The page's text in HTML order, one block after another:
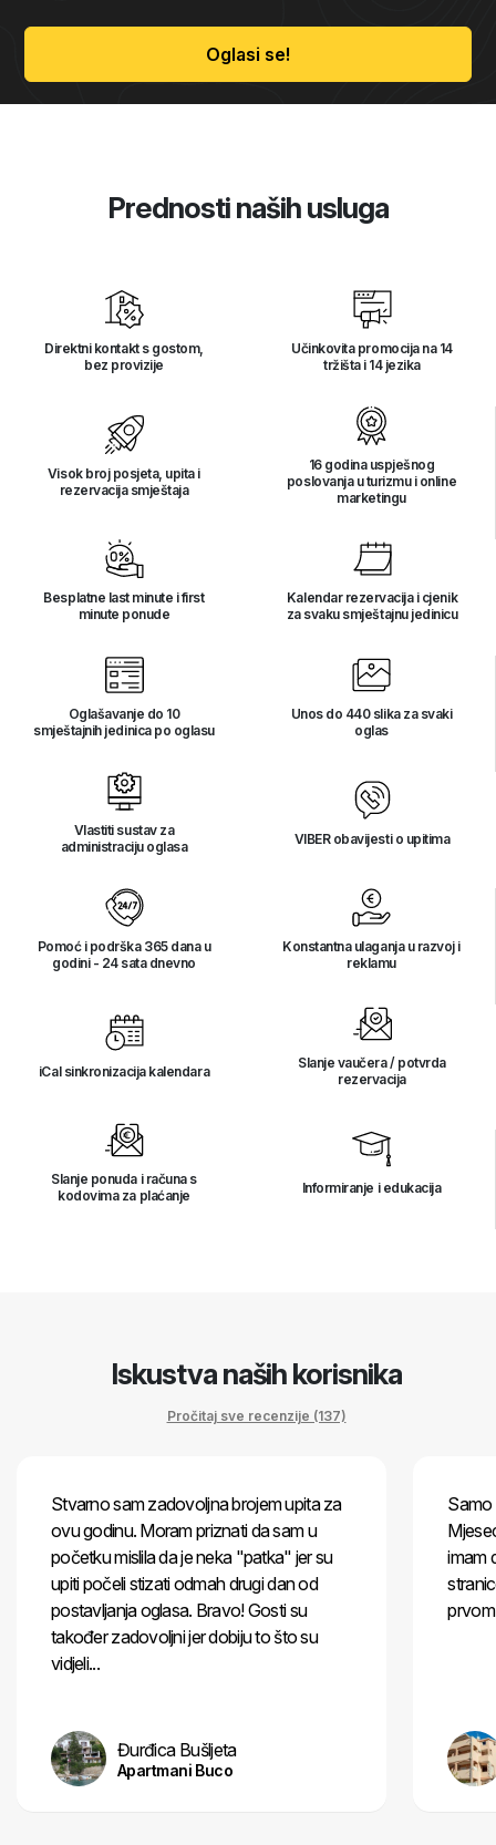
Oglasi se!
Prednosti naših usluga
Direktni kontakt s gostom,
bez provizije
Učinkovita promocija na 14
tržišta i 14 jezika
Visok broj posjeta, upita i
rezervacija smještaja
16 godina uspješnog
poslovanja u turizmu i online
marketingu
Besplatne last minute i first
minute ponude
Kalendar rezervacija i cjenik
za svaku smještajnu jedinicu
Oglašavanje do 10
smještajnih jedinica po oglasu
Unos do 440 slika za svaki
oglas
Vlastiti sustav za
administraciju oglasa
VIBER obavijesti o upitima
Pomoć i podrška 365 dana u
godini - 24 sata dnevno
Konstantna ulaganja u razvoj i
reklamu
iCal sinkronizacija kalendara
Slanje vaučera / potvrda
rezervacija
Slanje ponuda i računa s
kodovima za plaćanje
Informiranje i edukacija
Iskustva naših korisnika
Pročitaj sve recenzije (137)
Stvarno sam zadovoljna brojem upita za
ovu godinu. Moram priznati da sam u
početku mislila da je neka "patka" jer su
upiti počeli stizati odmah drugi dan od
postavljanja oglasa. Bravo! Gosti su
također zadovoljni jer dobiju to što su
vidjeli...
Đurđica Bušljeta
Apartmani Buco
Samo
imam